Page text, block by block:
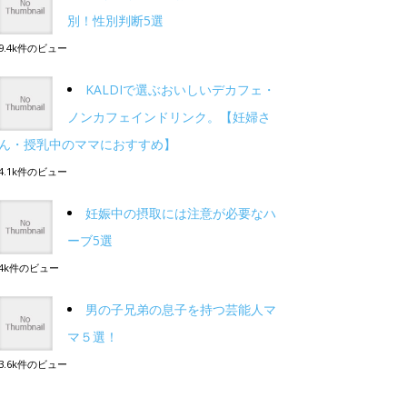
別！性別判断5選
9.4k件のビュー
KALDIで選ぶおいしいデカフェ・
ノンカフェインドリンク。【妊婦さ
ん・授乳中のママにおすすめ】
件のビュー
妊娠中の摂取には注意が必要なハ
ーブ5選
件のビュー
男の子兄弟の息子を持つ芸能人マ
マ５選！
3.6k件のビュー